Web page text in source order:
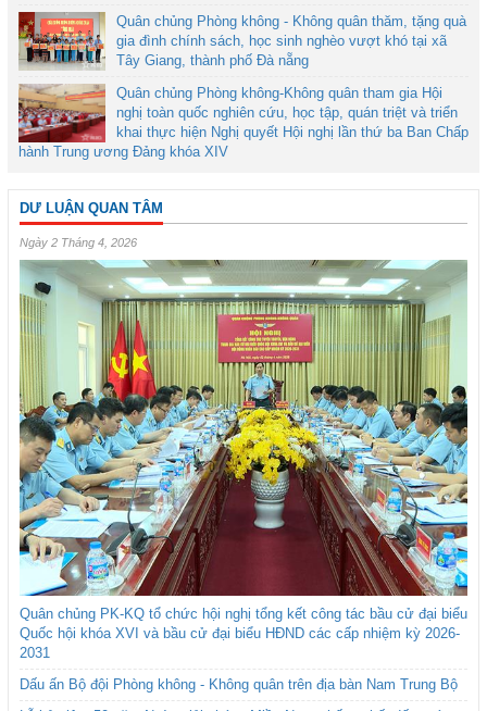
Quân chủng Phòng không - Không quân thăm, tặng quà
gia đình chính sách, học sinh nghèo vượt khó tại xã
Tây Giang, thành phố Đà nẵng
Quân chủng Phòng không-Không quân tham gia Hội
nghị toàn quốc nghiên cứu, học tập, quán triệt và triển
khai thực hiện Nghị quyết Hội nghị lần thứ ba Ban Chấp
hành Trung ương Đảng khóa XIV
DƯ LUẬN QUAN TÂM
Ngày 2 Tháng 4, 2026
Quân chủng PK-KQ tổ chức hội nghị tổng kết công tác bầu cử đại biểu
Quốc hội khóa XVI và bầu cử đại biểu HĐND các cấp nhiệm kỳ 2026-
2031
Dấu ấn Bộ đội Phòng không - Không quân trên địa bàn Nam Trung Bộ